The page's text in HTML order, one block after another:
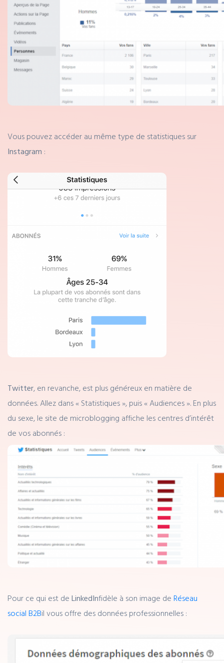
Vous pouvez accéder au même type de statistiques sur
Instagram :
Twitter, en revanche, est plus généreux en matière de
données. Allez dans « Statistiques », puis « Audiences ». En plus
du sexe, le site de microblogging affiche les centres d’intérêt
de vos abonnés :
Pour ce qui est de LinkedInfidèle à son image de Réseau
social B2Bil vous offre des données professionnelles :